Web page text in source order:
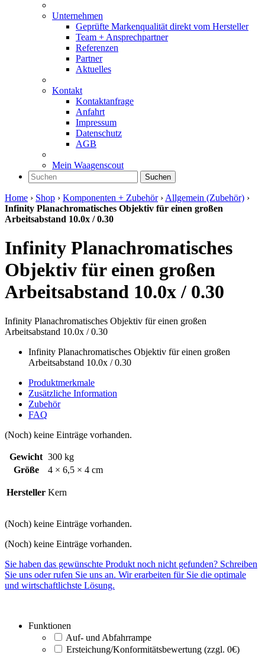
Unternehmen
Geprüfte Markenqualität direkt vom Hersteller
Team + Ansprechpartner
Referenzen
Partner
Aktuelles
Kontakt
Kontaktanfrage
Anfahrt
Impressum
Datenschutz
AGB
Mein Waagenscout
Suchen
Home › Shop › Komponenten + Zubehör› Allgemein (Zubehör) ›
Infinity Planachromatisches Objektiv für einen großen
Arbeitsabstand 10.0x / 0.30
Infinity Planachromatisches
Objektiv für einen großen
Arbeitsabstand 10.0x / 0.30
Infinity Planachromatisches Objektiv für einen großen
Arbeitsabstand 10.0x / 0.30
Infinity Planachromatisches Objektiv für einen großen
Arbeitsabstand 10.0x / 0.30
Produktmerkmale
Zusätzliche Information
Zubehör
FAQ
(Noch) keine Einträge vorhanden.
Gewicht 300 kg
Größe
4 × 6,5 × 4 cm
Hersteller Kern
(Noch) keine Einträge vorhanden.
(Noch) keine Einträge vorhanden.
Sie haben das gewünschte Produkt noch nicht gefunden? Schreiben
Sie uns oder rufen Sie uns an. Wir erarbeiten für Sie die optimale
und wirtschaftlichste Lösung.
Funktionen
Auf- und Abfahrrampe
Ersteichung/Konformitätsbewertung (zzgl. 0€)